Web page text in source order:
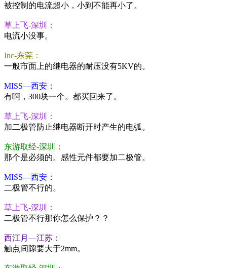
被控制的电流超小，小到不能再小了。
草上飞-深圳：
电流小没事。
Inc-东莞：
一般市面上的继电器的耐压没有5KV的。
MISS—西安：
有啊，300块一个。都买回来了。
草上飞-深圳：
加二极管防止继电器断开时产生的电弧。
东游取经-深圳：
那个是必须的。感性元件都要加二极管。
MISS—西安：
二极管不行的。
草上飞-深圳：
二极管不行那你怎么保护？？
西江月—江苏：
触点间隙要大于2mm。